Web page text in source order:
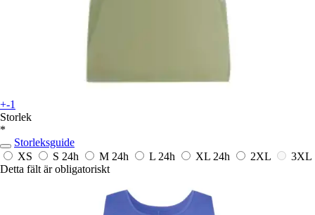
+-1
Storlek
*
Storleksguide
XS
S 24h M 24h L 24h XL 24h 2XL
3XL
Detta fält är obligatoriskt